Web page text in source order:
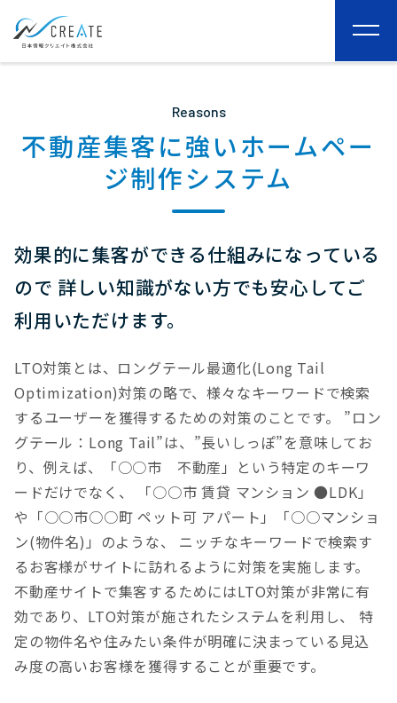
Reasons
不動産集客に強いホームペー
ジ制作システム
効果的に集客ができる仕組みになっている
ので 詳しい知識がない方でも安心してご
利用いただけます。
LTO対策とは、ロングテール最適化(Long Tail
Optimization)対策の略で、様々なキーワードで検索
するユーザーを獲得するための対策のことです。
”ロン
グテール：Long Tail”は、”長いしっぽ”を意味してお
り、例えば、「○○市 不動産」という特定のキーワ
ードだけでなく、 「○○市 賃貸 マンション ●LDK」
や「○○市○○町 ペット可 アパート」「○○マンショ
ン(物件名)」のような、 ニッチなキーワードで検索す
るお客様がサイトに訪れるように対策を実施します。
不動産サイトで集客するためにはLTO対策が非常に有
効であり、LTO対策が施されたシステムを利用し、 特
定の物件名や住みたい条件が明確に決まっている見込
み度の高いお客様を獲得することが重要です。